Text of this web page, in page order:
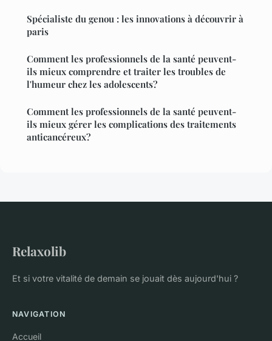
Spécialiste du genou : les innovations à découvrir à
paris
Comment les professionnels de la santé peuvent-
ils mieux comprendre et traiter les troubles de
l'humeur chez les adolescents?
Comment les professionnels de la santé peuvent-
ils mieux gérer les complications des traitements
anticancéreux?
Relaxolib
Et si votre vitalité de demain se jouait dès aujourd'hui ?
NAVIGATION
Accueil